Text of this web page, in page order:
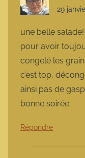
29
une belle salade!
pour avoir
congelé les
c’est top,
ainsi pas de
bonne soirée
Répondre